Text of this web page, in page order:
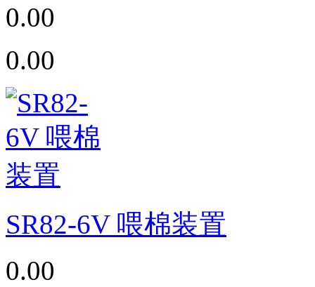
0.00
0.00
SR82-6V 喂棉装置
0.00